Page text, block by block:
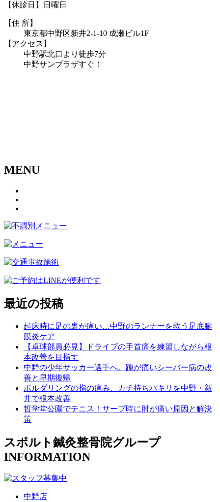
【休診日】日曜日
【住 所】
東京都中野区新井2-1-10 成瀬ビル1F
【アクセス】
中野駅北口より徒歩7分
中野サンプラザすぐ！
MENU
最近の投稿
起床時に足の裏が痛い…中野のランナーを救う足底腱
膜炎ケア
【卓球部員必見】ドライブの手首痛を練習しながら根
本改善を目指す
中野の少年サッカー選手へ。踵が痛いシーバー病の改
善と早期復帰
ボルダリングの指の痛み、カチ持ちパキリを中野・新
井で根本改善
哲学堂公園でテニス！サーブ時に肘が痛い原因と解決
策
スポルト鍼灸整骨院グループ
INFORMATION
中野店